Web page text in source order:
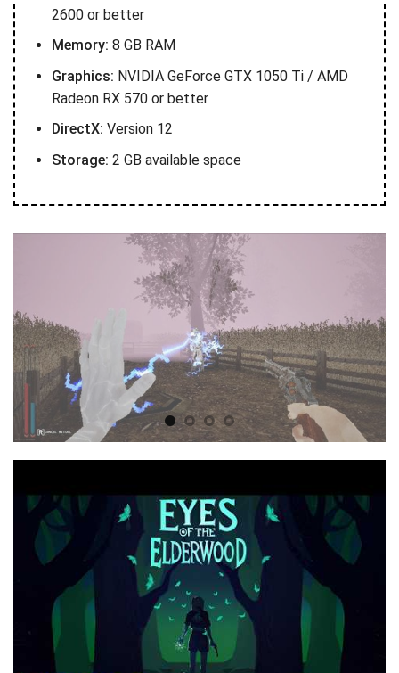
2600 or better
Memory: 8 GB RAM
Graphics: NVIDIA GeForce GTX 1050 Ti / AMD
Radeon RX 570 or better
DirectX: Version 12
Storage: 2 GB available space